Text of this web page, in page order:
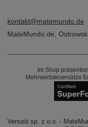
kontakt@matemundo.de
MateMundo.de
Im Shop
Mehrwertsteuersätze
Venusti sp. z o.o. -